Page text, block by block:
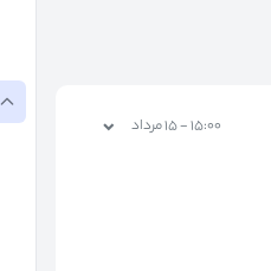
۱۵:۰۰ - ۱۵ مرداد